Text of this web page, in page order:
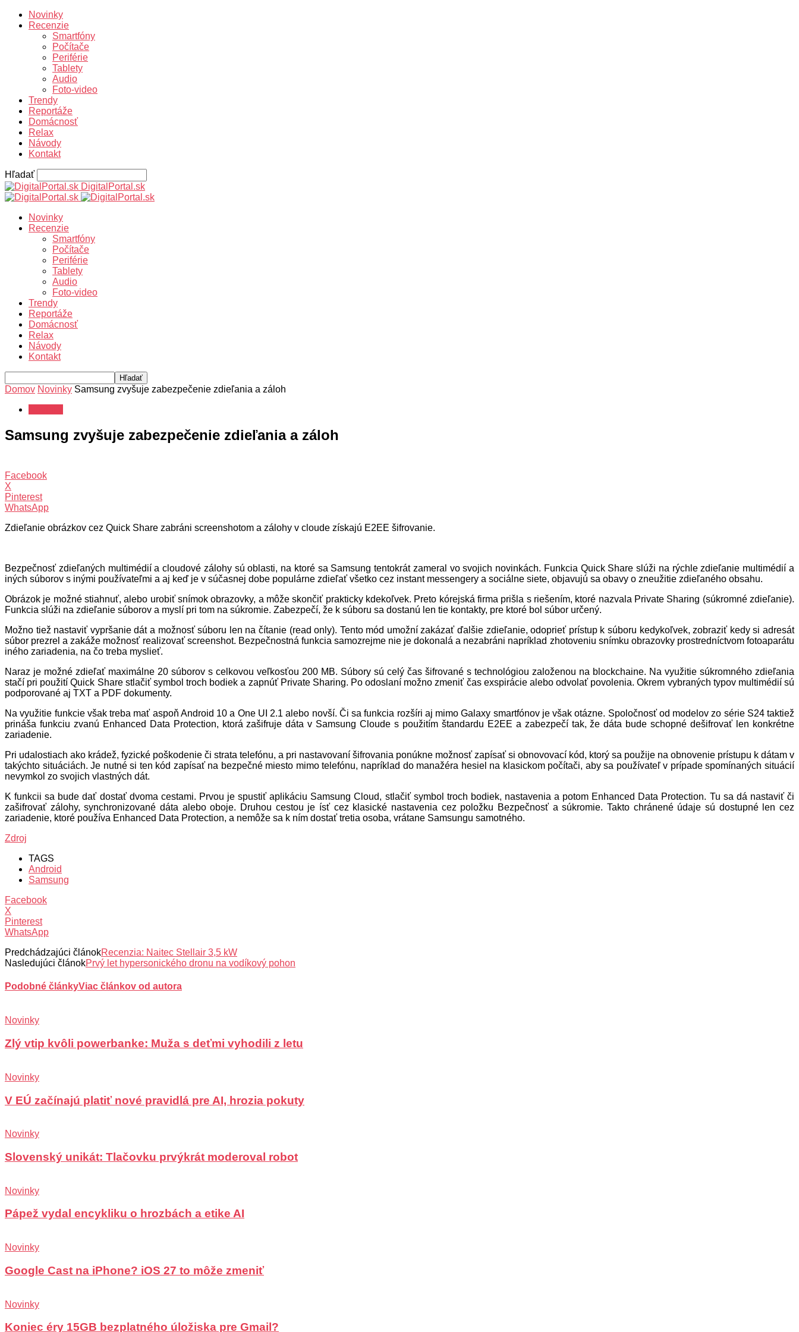
Novinky
Recenzie
Smartfóny
Počítače
Periférie
Tablety
Audio
Foto-video
Trendy
Reportáže
Domácnosť
Relax
Návody
Kontakt
Hľadať
DigitalPortal.sk
Novinky
Recenzie
Smartfóny
Počítače
Periférie
Tablety
Audio
Foto-video
Trendy
Reportáže
Domácnosť
Relax
Návody
Kontakt
Domov Novinky Samsung zvyšuje zabezpečenie zdieľania a záloh
Samsung zvyšuje zabezpečenie zdieľania a záloh
Facebook
X
Pinterest
WhatsApp
Zdieľanie obrázkov cez Quick Share zabráni screenshotom a zálohy v cloude získajú E2EE šifrovanie.
Bezpečnosť zdieľaných multimédií a cloudové zálohy sú oblasti, na ktoré sa Samsung tentokrát zameral vo svojich novinkách. Funkcia Quick Share slúži na rýchle zdieľanie multimédií a
iných súborov s inými používateľmi a aj keď je v súčasnej dobe populárne zdieľať všetko cez instant messengery a sociálne siete, objavujú sa obavy o zneužitie zdieľaného obsahu.
Obrázok je možné stiahnuť, alebo urobiť snímok obrazovky, a môže skončiť prakticky kdekoľvek. Preto kórejská firma prišla s riešením, ktoré nazvala Private Sharing (súkromné zdieľanie).
Funkcia slúži na zdieľanie súborov a myslí pri tom na súkromie. Zabezpečí, že k súboru sa dostanú len tie kontakty, pre ktoré bol súbor určený.
Možno tiež nastaviť vypršanie dát a možnosť súboru len na čítanie (read only). Tento mód umožní zakázať ďalšie zdieľanie, odoprieť prístup k súboru kedykoľvek, zobraziť kedy si adresát
súbor prezrel a zakáže možnosť realizovať screenshot. Bezpečnostná funkcia samozrejme nie je dokonalá a nezabráni napríklad zhotoveniu snímku obrazovky prostredníctvom fotoaparátu
iného zariadenia, na čo treba myslieť.
Naraz je možné zdieľať maximálne 20 súborov s celkovou veľkosťou 200 MB. Súbory sú celý čas šifrované s technológiou založenou na blockchaine. Na využitie súkromného zdieľania
stačí pri použití Quick Share stlačiť symbol troch bodiek a zapnúť Private Sharing. Po odoslaní možno zmeniť čas exspirácie alebo odvolať povolenia. Okrem vybraných typov multimédií sú
podporované aj TXT a PDF dokumenty.
Na využitie funkcie však treba mať aspoň Android 10 a One UI 2.1 alebo novší. Či sa funkcia rozšíri aj mimo Galaxy smartfónov je však otázne. Spoločnosť od modelov zo série S24 taktiež
prináša funkciu zvanú Enhanced Data Protection, ktorá zašifruje dáta v Samsung Cloude s použitím štandardu E2EE a zabezpečí tak, že dáta bude schopné dešifrovať len konkrétne
zariadenie.
Pri udalostiach ako krádež, fyzické poškodenie či strata telefónu, a pri nastavovaní šifrovania ponúkne možnosť zapísať si obnovovací kód, ktorý sa použije na obnovenie prístupu k dátam v
takýchto situáciách. Je nutné si ten kód zapísať na bezpečné miesto mimo telefónu, napríklad do manažéra hesiel na klasickom počítači, aby sa používateľ v prípade spomínaných situácií
nevymkol zo svojich vlastných dát.
K funkcii sa bude dať dostať dvoma cestami. Prvou je spustiť aplikáciu Samsung Cloud, stlačiť symbol troch bodiek, nastavenia a potom Enhanced Data Protection. Tu sa dá nastaviť či
zašifrovať zálohy, synchronizované dáta alebo oboje. Druhou cestou je ísť cez klasické nastavenia cez položku Bezpečnosť a súkromie. Takto chránené údaje sú dostupné len cez
zariadenie, ktoré používa Enhanced Data Protection, a nemôže sa k ním dostať tretia osoba, vrátane Samsungu samotného.
Zdroj
TAGS
Android
Samsung
Facebook
X
Pinterest
WhatsApp
Predchádzajúci článokRecenzia: Naitec Stellair 3,5 kW
Nasledujúci článokPrvý let hypersonického dronu na vodíkový pohon
Podobné článkyViac článkov od autora
Novinky
Zlý vtip kvôli powerbanke: Muža s deťmi vyhodili z letu
Novinky
V EÚ začínajú platiť nové pravidlá pre AI, hrozia pokuty
Novinky
Slovenský unikát: Tlačovku prvýkrát moderoval robot
Novinky
Pápež vydal encykliku o hrozbách a etike AI
Novinky
Google Cast na iPhone? iOS 27 to môže zmeniť
Novinky
Koniec éry 15GB bezplatného úložiska pre Gmail?